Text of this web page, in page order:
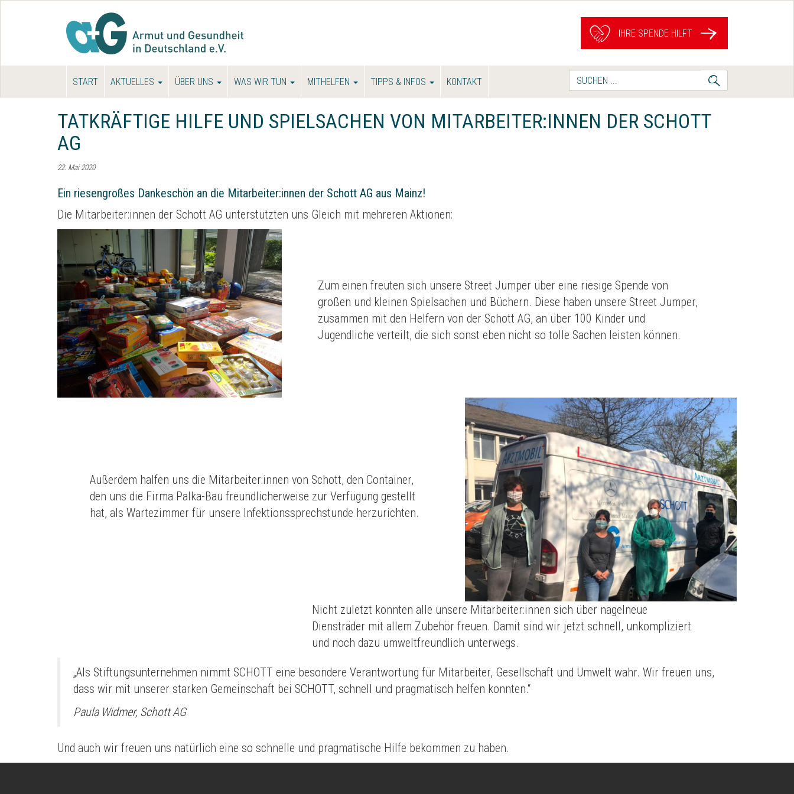
IHRE SPENDE HILFT
START AKTUELLES ÜBER UNS WAS WIR TUN MITHELFEN TIPPS & INFOS KONTAKT
Suche
nach:
TATKRÄFTIGE HILFE UND SPIELSACHEN VON MITARBEITER:INNEN DER SCHOTT
AG
22. Mai 2020
Ein riesengroßes Dankeschön an die Mitarbeiter:innen der Schott AG aus Mainz!
Die Mitarbeiter:innen der Schott AG unterstützten uns Gleich mit mehreren Aktionen:
Zum einen freuten sich unsere Street Jumper über eine riesige Spende von
großen und kleinen Spielsachen und Büchern. Diese haben unsere Street Jumper,
zusammen mit den Helfern von der Schott AG, an über 100 Kinder und
Jugendliche verteilt, die sich sonst eben nicht so tolle Sachen leisten können.
Außerdem halfen uns die Mitarbeiter:innen von Schott, den Container,
den uns die Firma Palka-Bau freundlicherweise zur Verfügung gestellt
hat, als Wartezimmer für unsere Infektionssprechstunde herzurichten.
Nicht zuletzt konnten alle unsere Mitarbeiter:innen sich über nagelneue
Diensträder mit allem Zubehör freuen. Damit sind wir jetzt schnell, unkompliziert
und noch dazu umweltfreundlich unterwegs.
„Als Stiftungsunternehmen nimmt SCHOTT eine besondere Verantwortung für Mitarbeiter, Gesellschaft und Umwelt wahr. Wir freuen uns,
dass wir mit unserer starken Gemeinschaft bei SCHOTT, schnell und pragmatisch helfen konnten.“
Paula Widmer, Schott AG
Und auch wir freuen uns natürlich eine so schnelle und pragmatische Hilfe bekommen zu haben.